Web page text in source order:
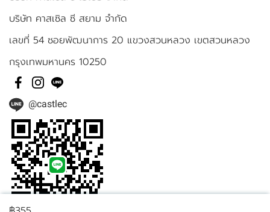
บริษัท คาสเซิล ซี สยาม จำกัด
เลขที่ 54 ซอยพัฒนาการ 20 แขวงสวนหลวง เขตสวนหลวง
กรุงเทพมหานคร 10250
@castlec